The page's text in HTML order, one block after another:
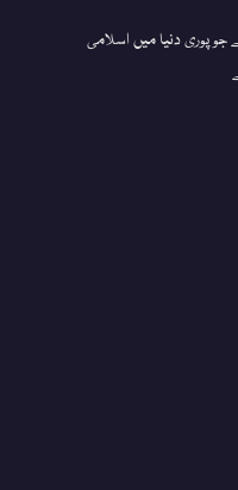
پوری دنیا میں اسلامی